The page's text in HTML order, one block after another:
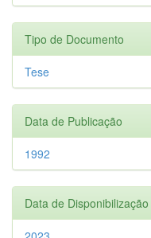
Tipo de Documento
Tese
Data de Publicação
1992
Data de Disponibilização